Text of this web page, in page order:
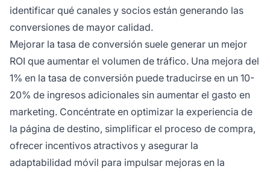
identificar qué canales y socios están generando las
conversiones de mayor calidad.
Mejorar la tasa de conversión suele generar un mejor
ROI que aumentar el volumen de tráfico. Una mejora del
1% en la tasa de conversión puede traducirse en un 10-
20% de ingresos adicionales sin aumentar el gasto en
marketing. Concéntrate en optimizar la experiencia de
la página de destino, simplificar el proceso de compra,
ofrecer incentivos atractivos y asegurar la
adaptabilidad móvil para impulsar mejoras en la